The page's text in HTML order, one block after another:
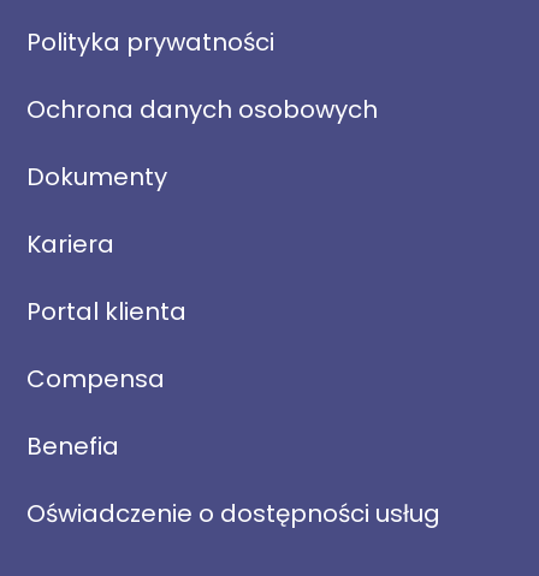
Polityka prywatności
Ochrona danych osobowych
Dokumenty
Kariera
Portal klienta
Compensa
Benefia
Oświadczenie o dostępności usług